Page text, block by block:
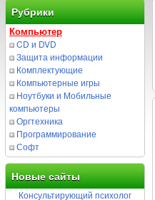
Рубрики
Компьютер
CD и DVD
Защита информации
Комплектующие
Компьютерные игры
Ноутбуки и Мобильные
компьютеры
Оргтехника
Программирование
Софт
Новые сайты
Консультирующий психолог